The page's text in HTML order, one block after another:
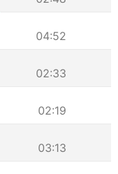
04:52
02:33
02:19
03:13